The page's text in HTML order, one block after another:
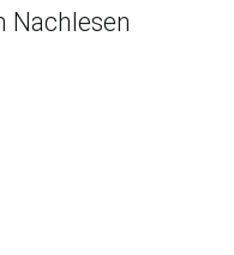
Nachlesen